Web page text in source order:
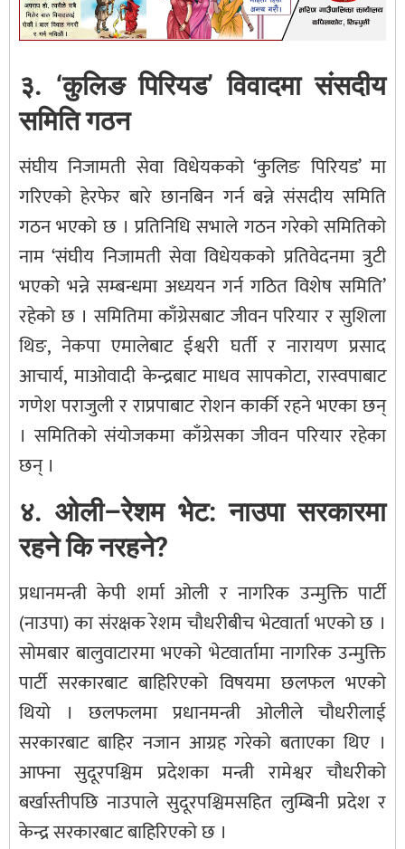
३. ‘कुलिङ पिरियड’ विवादमा संसदीय
समिति गठन
संघीय निजामती सेवा विधेयकको ‘कुलिङ पिरियड’ मा
गरिएको हेरफेर बारे छानबिन गर्न बन्ने संसदीय समिति
गठन भएको छ । प्रतिनिधि सभाले गठन गरेको समितिको
नाम ‘संघीय निजामती सेवा विधेयकको प्रतिवेदनमा त्रुटी
भएको भन्ने सम्बन्धमा अध्ययन गर्न गठित विशेष समिति’
रहेको छ । समितिमा काँग्रेसबाट जीवन परियार र सुशिला
थिङ, नेकपा एमालेबाट ईश्वरी घर्ती र नारायण प्रसाद
आचार्य, माओवादी केन्द्रबाट माधव सापकोटा, रास्वपाबाट
गणेश पराजुली र राप्रपाबाट रोशन कार्की रहने भएका छन्
। समितिको संयोजकमा काँग्रेसका जीवन परियार रहेका
छन् ।
४. ओली–रेशम भेट: नाउपा सरकारमा
रहने कि नरहने?
प्रधानमन्त्री केपी शर्मा ओली र नागरिक उन्मुक्ति पार्टी
(नाउपा) का संरक्षक रेशम चौधरीबीच भेटवार्ता भएको छ ।
सोमबार बालुवाटारमा भएको भेटवार्तामा नागरिक उन्मुक्ति
पार्टी सरकारबाट बाहिरिएको विषयमा छलफल भएको
थियो । छलफलमा प्रधानमन्त्री ओलीले चौधरीलाई
सरकारबाट बाहिर नजान आग्रह गरेको बताएका थिए ।
आफ्ना सुदूरपश्चिम प्रदेशका मन्त्री रामेश्वर चौधरीको
बर्खास्तीपछि नाउपाले सुदूरपश्चिमसहित लुम्बिनी प्रदेश र
केन्द्र सरकारबाट बाहिरिएको छ ।